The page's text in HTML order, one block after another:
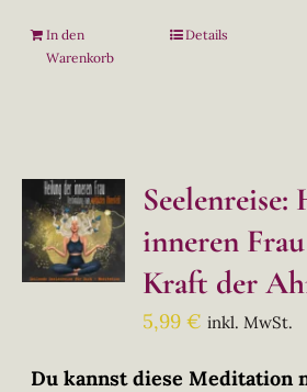
In den
Warenkorb
Details
inneren
Kraft der
5,99€ inkl. MwSt.
Du kannst diese Meditation